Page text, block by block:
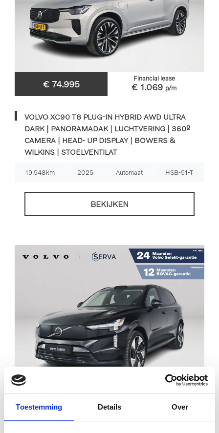
Toestemming Details Over
€ 74.995
Financial lease
€ 1.069 p/m
VOLVO XC90 T8 PLUG-IN HYBRID AWD ULTRA
DARK | PANORAMADAK | LUCHTVERING | 360º
CAMERA | HEAD- UP DISPLAY | BOWERS &
WILKINS | STOELVENTILAT
19.548km 2025 Automaat HSB-51-T
BEKIJKEN
Financial lease
p/m